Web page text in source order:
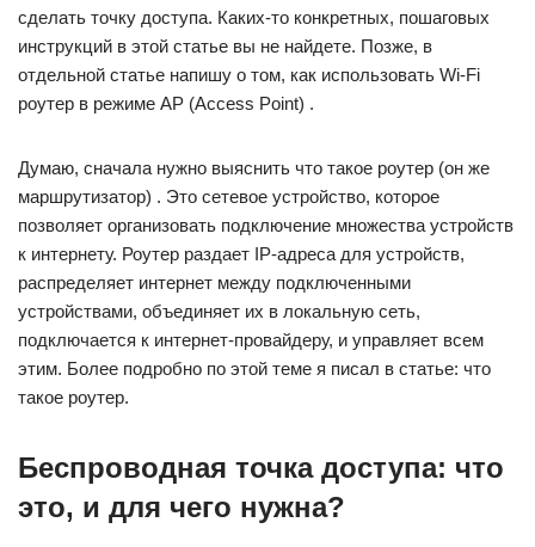
сделать точку доступа. Каких-то конкретных, пошаговых
инструкций в этой статье вы не найдете. Позже, в
отдельной статье напишу о том, как использовать Wi-Fi
роутер в режиме AP (Access Point) .
Думаю, сначала нужно выяснить что такое роутер (он же
маршрутизатор) . Это сетевое устройство, которое
позволяет организовать подключение множества устройств
к интернету. Роутер раздает IP-адреса для устройств,
распределяет интернет между подключенными
устройствами, объединяет их в локальную сеть,
подключается к интернет-провайдеру, и управляет всем
этим. Более подробно по этой теме я писал в статье: что
такое роутер.
Беспроводная точка доступа: что
это, и для чего нужна?